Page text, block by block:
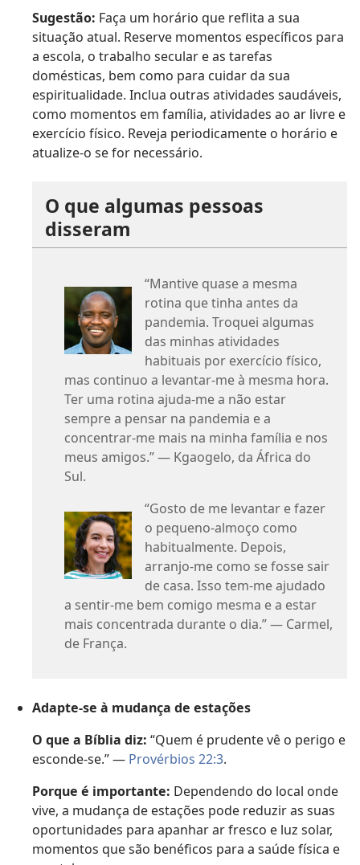
Sugestão: Faça um horário que reflita a sua
situação atual. Reserve momentos específicos para
a escola, o trabalho secular e as tarefas
domésticas, bem como para cuidar da sua
espiritualidade. Inclua outras atividades saudáveis,
como momentos em família, atividades ao ar livre e
exercício físico. Reveja periodicamente o horário e
atualize-o se for necessário.
O que algumas pessoas
disseram
“Mantive quase a mesma
rotina que tinha antes da
pandemia. Troquei algumas
das minhas atividades
habituais por exercício físico,
mas continuo a levantar-me à mesma hora.
Ter uma rotina ajuda-me a não estar
sempre a pensar na pandemia e a
concentrar-me mais na minha família e nos
meus amigos.” — Kgaogelo, da África do
Sul.
“Gosto de me levantar e fazer
o pequeno-almoço como
habitualmente. Depois,
arranjo-me como se fosse sair
de casa. Isso tem-me ajudado
a sentir-me bem comigo mesma e a estar
mais concentrada durante o dia.” — Carmel,
de França.
Adapte-se à mudança de estações
O que a Bíblia diz: “Quem é prudente vê o perigo e
esconde-se.” — Provérbios 22:3.
Porque é importante: Dependendo do local onde
vive, a mudança de estações pode reduzir as suas
oportunidades para apanhar ar fresco e luz solar,
momentos que são benéficos para a saúde física e